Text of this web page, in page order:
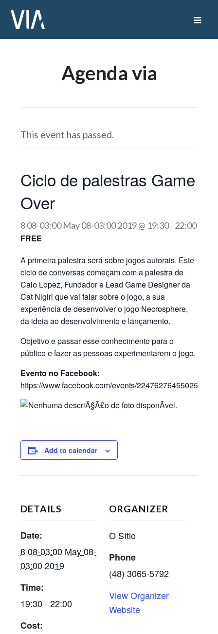
Agenda via
This event has passed.
Ciclo de palestras Game
Over
8 08-03:00 May 08-03:00 2019 @ 19:30- 22:00
FREE
A primeira palestra será sobre jogos autorais. Este
ciclo de conversas começam com a palestra de
Caio Lopez, Fundador e Lead Game Designer da
Cat Nigiri que vai falar sobre o jogo, a sua
experiência de desenvolver o jogo Necrosphere,
da ideia ao desenvolvimento e lançamento.
Objetivo e passar esse conhecimento para o
público e fazer as pessoas experimentarem o jogo.
Evento no Facebook:
https://www.facebook.com/events/2247627645502576/
Add to calendar
DETAILS
Date:
8 08-03:00 May 08-
03:00 2019
Time:
19:30 - 22:00
Cost:
ORGANIZER
O Sítio
Phone
(48) 3065-5792
View Organizer
Website